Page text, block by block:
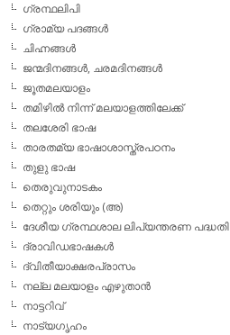
ഗ്രന്ഥലിപി
ഗ്രാമ്യ പദങ്ങള്‍
ചിഹ്നങ്ങള്‍
ജന്മദിനങ്ങള്‍, ചരമദിനങ്ങള്‍
ജൂതമലയാളം
തമിഴില്‍ നിന്ന് മലയാളത്തിലേക്ക്
തലശേരി ഭാഷ
താരതമ്യ ഭാഷാശാസ്ത്രപഠനം
തുളു ഭാഷ
തെരുവുനാടകം
തെറ്റും ശരിയും (അ)
ദേശീയ ഗ്രന്ഥശാല ലിപ്യന്തരണ പദ്ധതി
ദ്രാവിഡഭാഷകള്‍
ദ്വിതീയാക്ഷരപ്രാസം
നല്ല മലയാളം എഴുതാന്‍
നാട്ടറിവ്
നാട്യഗൃഹം